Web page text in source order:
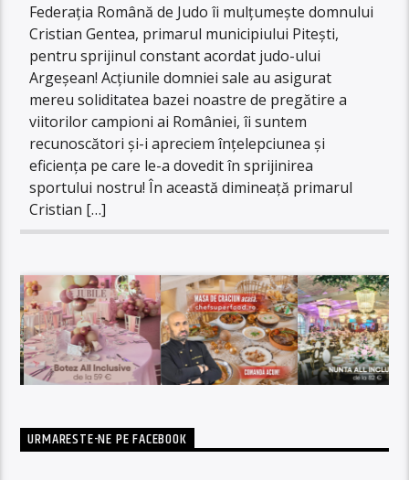
Federația Română de Judo îi mulțumește domnului
Cristian Gentea, primarul municipiului Pitești,
pentru sprijinul constant acordat judo-ului
Argeșean! Acțiunile domniei sale au asigurat
mereu soliditatea bazei noastre de pregătire a
viitorilor campioni ai României, îi suntem
recunoscători și-i apreciem înțelepciunea și
eficiența pe care le-a dovedit în sprijinirea
sportului nostru! În această dimineață primarul
Cristian […]
URMARESTE-NE PE FACEBOOK